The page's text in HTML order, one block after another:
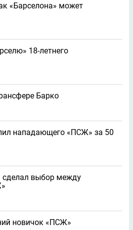
«Барселона» может
18-летнего
Барко
нападающего «ПСЖ» за 50
сделал выбор между
новичок «ПСЖ»